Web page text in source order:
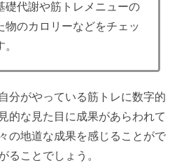
礎代謝や筋トレメニューの
物のカロリーなどをチェッ
分がやっている筋トレに数字的
的な見た目に成果があらわれて
の地道な成果を感じることがで
ることでしょう。